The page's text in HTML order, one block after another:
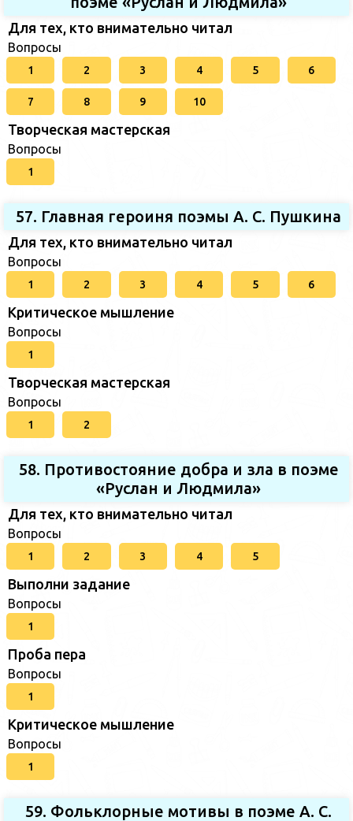
Для тех, кто внимательно читал
Вопросы
1 2 3 4 5 6
7 8 9 10
Творческая мастерская
Вопросы
1
57. Главная героиня поэмы А. С. Пушкина
Для тех, кто внимательно читал
Вопросы
1 2 3 4 5 6
Критическое мышление
Вопросы
1
Творческая мастерская
Вопросы
1 2
58. Противостояние добра и зла в поэме
«Руслан и Людмила»
Для тех, кто внимательно читал
Вопросы
1 2 3 4 5
Выполни задание
Вопросы
1
Проба пера
Вопросы
1
Критическое мышление
Вопросы
1
59. Фольклорные мотивы в поэме А. С.